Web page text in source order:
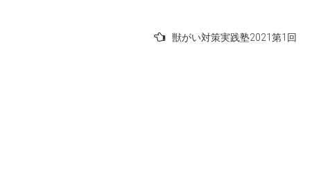
獣がい対策実践塾2021第1回